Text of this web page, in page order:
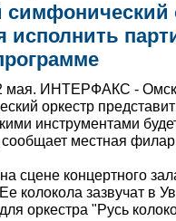
исполнить
мая. ИНТЕРФАКС -
оркестр
инструментами
сообщает местная
сцене концертного
колокола зазвучат в
оркестра "Русь